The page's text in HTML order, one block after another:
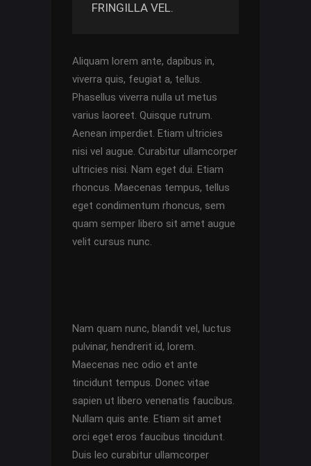
FRINGILLA VEL.
Aliquam lorem ante, dapibus in,
viverra quis, feugiat a, tellus.
Phasellus viverra nulla ut metus
varius laoreet. Quisque rutrum.
Aenean imperdiet. Etiam ultricies
nisi vel augue. Curabitur ullamcorper
ultricies nisi. Nam eget dui. Etiam
rhoncus. Maecenas tempus, tellus
eget condimentum rhoncus, sem
quam semper libero sit amet augue
velit cursus nunc.
Nam quam nunc, blandit vel, luctus
pulvinar, hendrerit id, lorem.
Maecenas nec odio et ante
tincidunt tempus. Donec vitae
sapien ut libero venenatis faucibus.
Nullam quis ante. Etiam sit amet
orci eget eros faucibus tincidunt.
Duis leo curabitur ullamcorper